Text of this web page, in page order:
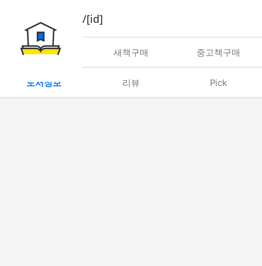
book/rent/[id]
대여 새책구매 중고책구매
도서정보 리뷰 Pick